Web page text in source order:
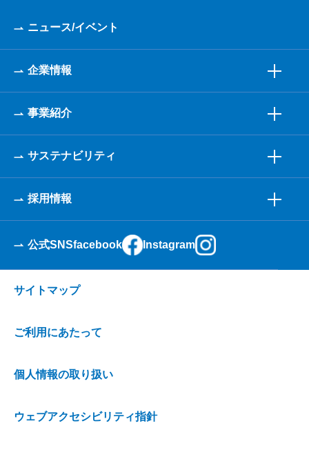
ニュース/イベント
企業情報
事業紹介
サステナビリティ
採用情報
公式SNSfacebook Instagram
サイトマップ
ご利用にあたって
個人情報の取り扱い
ウェブアクセシビリティ指針